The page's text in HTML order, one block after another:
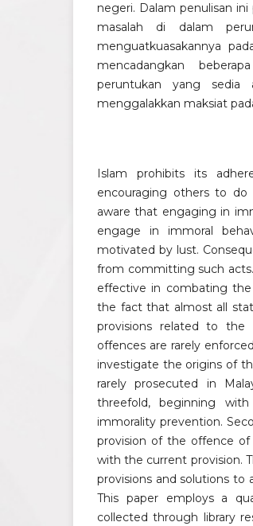
negeri. Dalam penulisan
masalah di dalam
menguatkuasakannya
mencadangkan
peruntukan yang sedia
menggalakkan maksiat
Islam prohibits its
encouraging others to
aware that engaging in
engage in immoral
motivated by lust.
from committing such
effective in combating
the fact that almost all
provisions related to the
offences are rarely
investigate the origins of
rarely prosecuted in
threefold, beginning
immorality prevention.
provision of the offence
with the current provision.
provisions and solutions
This paper employs a
collected through library